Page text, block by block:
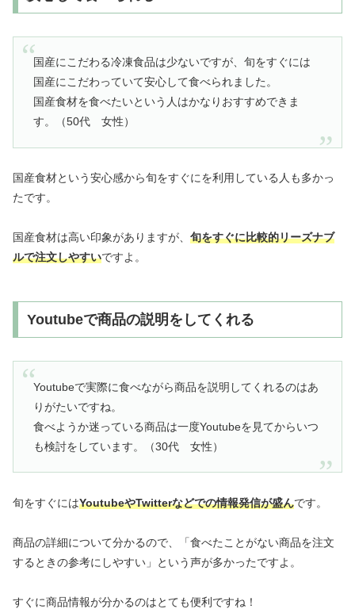
国産にこだわる冷凍食品は少ないですが、旬をすぐには
国産にこだわっていて安心して食べられました。
国産食材を食べたいという人はかなりおすすめできま
す。（50代 女性）
国産食材という安心感から旬をすぐにを利用している人も多かっ
たです。
国産食材は高い印象がありますが、 旬をすぐに比較的リーズナブ
ルで注文しやすいですよ。
Youtubeで商品の説明をしてくれる
Youtubeで実際に食べながら商品を説明してくれるのはあ
りがたいですね。
食べようか迷っている商品は一度Youtubeを見てからいつ
も検討をしています。（30代 女性）
旬をすぐにはYoutubeやTwitterなどでの情報発信が盛んです。
商品の詳細について分かるので、「食べたことがない商品を注文
するときの参考にしやすい」という声が多かったですよ。
すぐに商品情報が分かるのはとても便利ですね！